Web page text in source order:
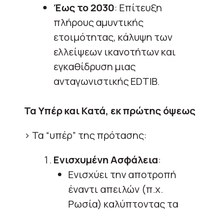
Έως το 2030: Επίτευξη
πλήρους αμυντικής
ετοιμότητας, κάλυψη των
ελλείψεων ικανοτήτων και
εγκαθίδρυση μιας
ανταγωνιστικής EDTIB.
Τα Υπέρ και Κατά, εκ πρώτης όψεως
> Τα “υπέρ” της πρότασης:
Ενισχυμένη Ασφάλεια:
Ενισχύει την αποτροπή
έναντι απειλών (π.χ.
Ρωσία) καλύπτοντας τα